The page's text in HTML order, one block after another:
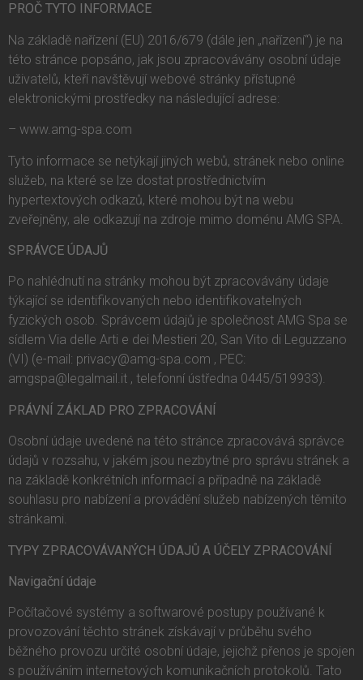
PROČ TYTO INFORMACE
Na základě nařízení (EU) 2016/679 (dále jen „nařízení“) je na
této stránce popsáno, jak jsou zpracovávány osobní údaje
uživatelů, kteří navštěvují webové stránky přístupné
elektronickými prostředky na následující adrese:
– www.amg-spa.com
Tyto informace se netýkají jiných webů, stránek nebo online
služeb, na které se lze dostat prostřednictvím
hypertextových odkazů, které mohou být na webu
zveřejněny, ale odkazují na zdroje mimo doménu AMG SPA.
SPRÁVCE ÚDAJŮ
Po nahlédnutí na stránky mohou být zpracovávány údaje
týkající se identifikovaných nebo identifikovatelných
fyzických osob. Správcem údajů je společnost AMG Spa se
sídlem Via delle Arti e dei Mestieri 20, San Vito di Leguzzano
(VI) (e-mail: privacy@amg-spa.com , PEC:
amgspa@legalmail.it , telefonní ústředna 0445/519933).
PRÁVNÍ ZÁKLAD PRO ZPRACOVÁNÍ
Osobní údaje uvedené na této stránce zpracovává správce
údajů v rozsahu, v jakém jsou nezbytné pro správu stránek a
na základě konkrétních informací a případně na základě
souhlasu pro nabízení a provádění služeb nabízených těmito
stránkami.
TYPY ZPRACOVÁVANÝCH ÚDAJŮ A ÚČELY ZPRACOVÁNÍ
Navigační údaje
Počítačové systémy a softwarové postupy používané k
provozování těchto stránek získávají v průběhu svého
běžného provozu určité osobní údaje, jejichž přenos je spojen
s používáním internetových komunikačních protokolů. Tato